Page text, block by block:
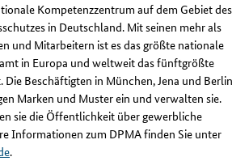
Kompetenzzentrum auf dem Gebiet des
in Deutschland. Mit seinen mehr als
und Mitarbeitern ist es das größte nationale
in Europa und weltweit das fünftgrößte
Beschäftigten in München, Jena und Berlin
Marken und Muster ein und verwalten sie.
sie die Öffentlichkeit über gewerbliche
Informationen zum DPMA finden Sie unter
.